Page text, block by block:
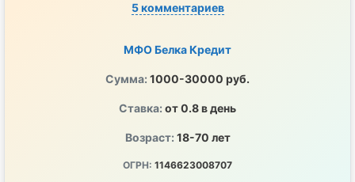
5 комментариев
МФО Белка Кредит
Сумма: 1000-30000 руб.
Ставка: от 0.8 в день
Возраст: 18-70 лет
ОГРН: 1146623008707